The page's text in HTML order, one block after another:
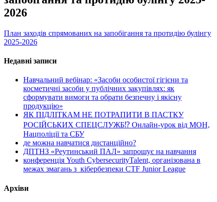
2026
План заходів спрямованих на запобігання та протидію булінгу
2025-2026
Недавні записи
Навчальний вебінар: «Засоби особистої гігієни та
косметичні засоби у публічних закупівлях: як
сформувати вимоги та обрати безпечну і якісну
продукцію»
ЯК ПІДЛІТКАМ НЕ ПОТРАПИТИ В ПАСТКУ
РОСІЙСЬКИХ СПЕЦСЛУЖБ⁉️ Онлайн-урок від МОН,
Нацполіції та СБУ
де можна навчатися дистанційно?
ДПТНЗ «Реутинський ПАЛ» запрошує на навчання
конференція Youth CybersecurityTalent, організована в
межах змагань з кібербезпеки CTF Junior League
Архіви